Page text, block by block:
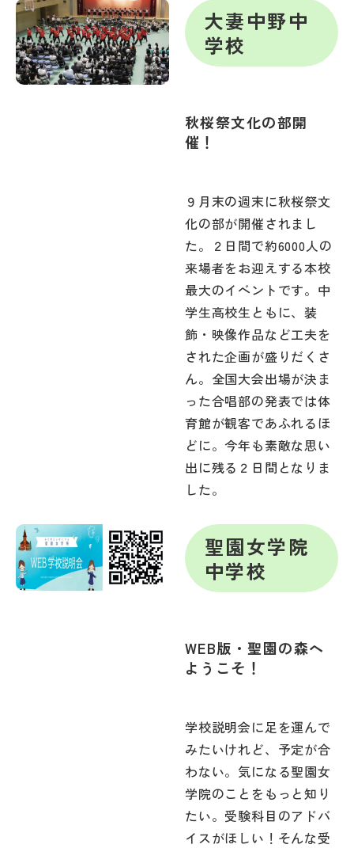
大妻中野中
学校
秋桜祭文化の部開
催！
９月末の週末に秋桜祭文
化の部が開催されまし
た。２日間で約6000人の
来場者をお迎えする本校
最大のイベントです。中
学生高校生ともに、装
飾・映像作品など工夫を
された企画が盛りだくさ
ん。全国大会出場が決ま
った合唱部の発表では体
育館が観客であふれるほ
どに。今年も素敵な思い
出に残る２日間となりま
した。
聖園女学院
中学校
WEB版・聖園の森へ
ようこそ！
学校説明会に足を運んで
みたいけれど、予定が合
わない。気になる聖園女
学院のことをもっと知り
たい。受験科目のアドバ
イスがほしい！そんな受